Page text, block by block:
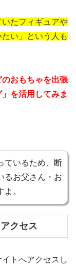
たフィギュアや
い」という人も
おもちゃを出張
を活用してみま
ているため、断
るお父さん・お
。
クセス
トへアクセスし